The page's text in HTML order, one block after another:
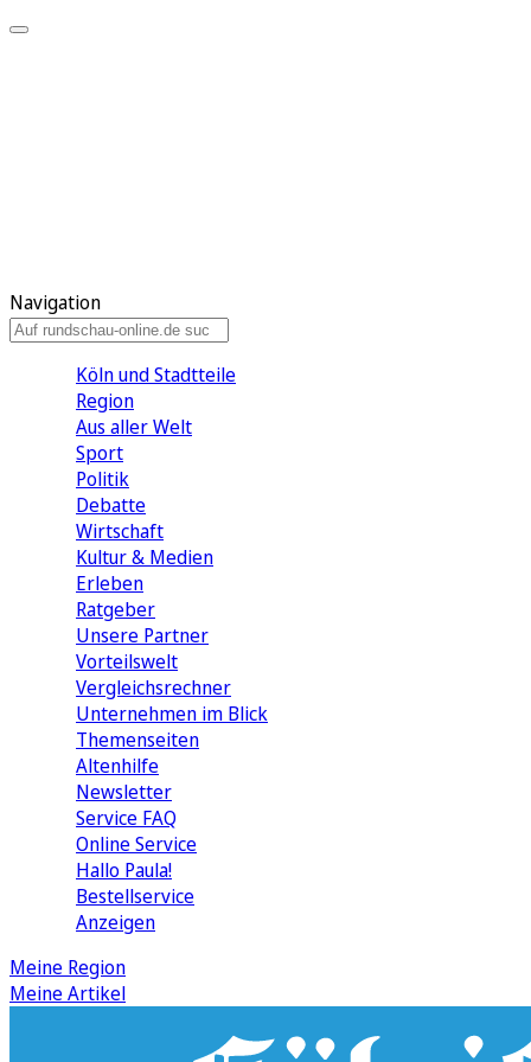
Navigation
Köln und Stadtteile
Region
Aus aller Welt
Sport
Politik
Debatte
Wirtschaft
Kultur & Medien
Erleben
Ratgeber
Unsere Partner
Vorteilswelt
Vergleichsrechner
Unternehmen im Blick
Themenseiten
Altenhilfe
Newsletter
Service FAQ
Online Service
Hallo Paula!
Bestellservice
Anzeigen
Meine Region
Meine Artikel